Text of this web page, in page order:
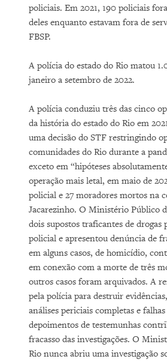
policiais. Em 2021, 190 policiais
deles enquanto estavam fora de
FBSP.
A polícia do estado do Rio matou
janeiro a setembro de 2022.
A polícia conduziu três das cinco
da história do estado do Rio em
uma decisão do STF restringindo
comunidades do Rio durante a
exceto em “hipóteses
operação mais letal, em maio de
policial e 27 moradores mortos na
Jacarezinho. O Ministério Público
dois supostos traficantes de drogas
policial e apresentou denúncia de
em alguns casos, de homicídio,
em conexão com a morte de três
outros casos foram arquivados. A
pela polícia para destruir
análises periciais completas e
depoimentos de testemunhas
fracasso das investigações. O
Rio nunca abriu uma investigação